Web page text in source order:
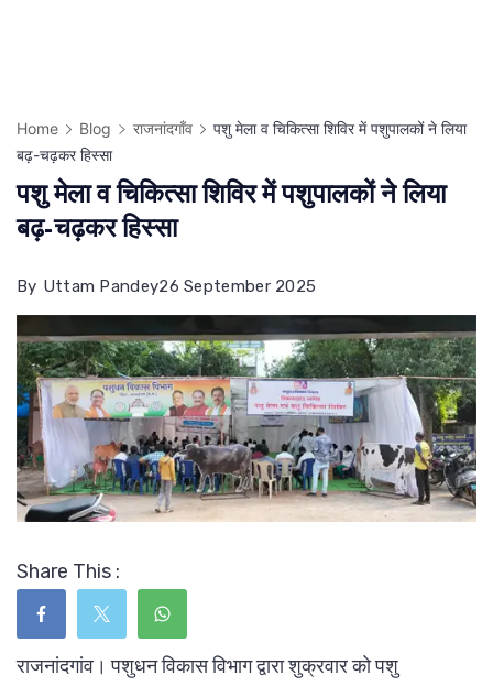
Home Blog राजनांदगाँव
पशु मेला व चिकित्सा शिविर में पशुपालकों ने लिया
बढ़-चढ़कर हिस्सा
पशु मेला व चिकित्सा शिविर में पशुपालकों ने लिया
बढ़-चढ़कर हिस्सा
By Uttam Pandey26 September 2025
Share This :
राजनांदगांव। पशुधन विकास विभाग द्वारा शुक्रवार को पशु